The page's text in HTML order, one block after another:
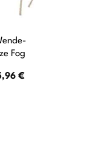
Fog
€Aktueller